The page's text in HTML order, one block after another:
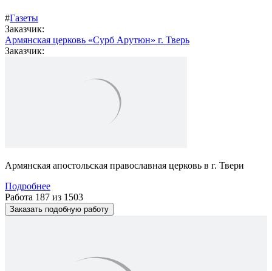
#Газеты
Заказчик:
Армянская церковь «Сурб Арутюн» г. Тверь
Заказчик:
Армянская апостольская православная церковь в г. Твери
Подробнее
Работа 187 из 1503
Заказать подобную работу